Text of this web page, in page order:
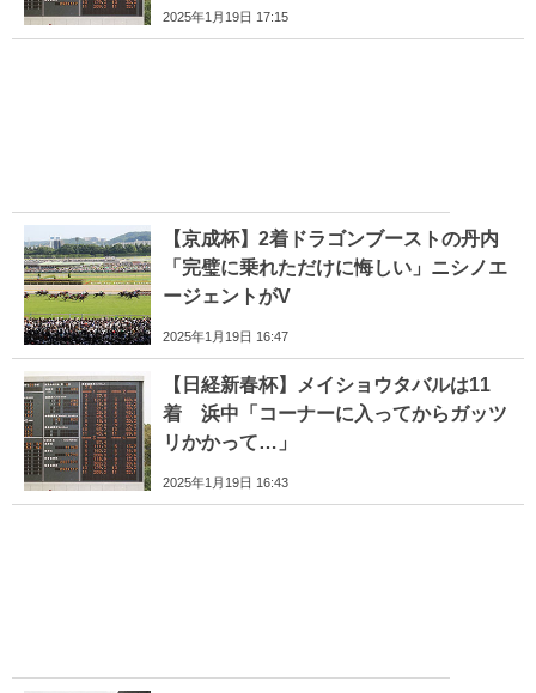
2025年1月19日 17:15
【京成杯】2着ドラゴンブーストの丹内
「完璧に乗れただけに悔しい」ニシノエ
ージェントがV
2025年1月19日 16:47
【日経新春杯】メイショウタバルは11
着 浜中「コーナーに入ってからガッツ
リかかって…」
2025年1月19日 16:43